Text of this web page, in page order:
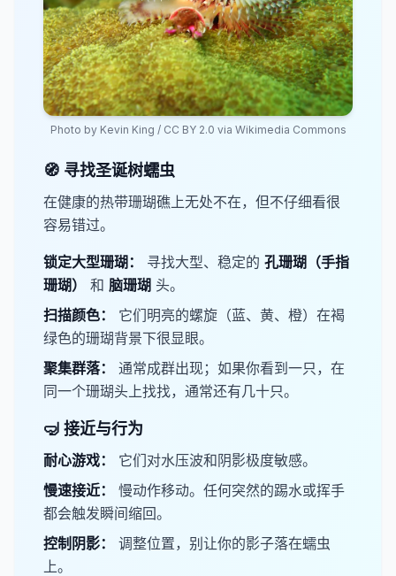
Photo by Kevin King / CC BY 2.0 via Wikimedia Commons
🧭 寻找圣诞树蠕虫
在健康的热带珊瑚礁上无处不在，但不仔细看很
容易错过。
锁定大型珊瑚： 寻找大型、稳定的 ​孔珊瑚（手指
珊瑚）
和 ​脑珊瑚​ 头。
​扫描颜色：
它们明亮的螺旋（蓝、黄、橙）在褐
绿色的珊瑚背景下很显眼。
​聚集群落：
通常成群出现；如果你看到一只，在
同一个珊瑚头上找找，通常还有几十只。
🤿 接近与行为
​耐心游戏：
它们对水压波和阴影极度敏感。
​慢速接近：
慢动作移动。任何突然的踢水或挥手
都会触发瞬间缩回。
​控制阴影：
调整位置，别让你的影子落在蠕虫
上。